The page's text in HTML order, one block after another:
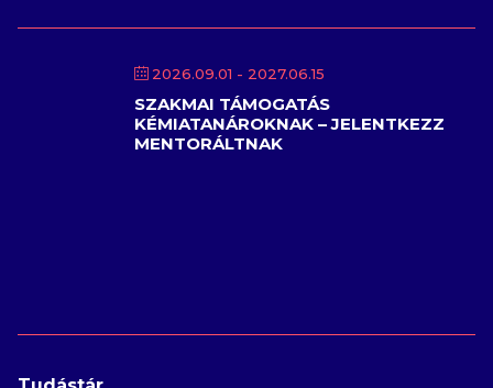
2026.09.01 - 2027.06.15
SZAKMAI TÁMOGATÁS
KÉMIATANÁROKNAK – JELENTKEZZ
MENTORÁLTNAK